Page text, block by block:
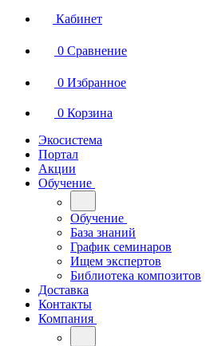
Кабинет
0 Сравнение
0 Избранное
0 Корзина
Экосистема
Портал
Акции
Обучение
Обучение
База знаний
График семинаров
Ищем экспертов
Библиотека композитов
Доставка
Контакты
Компания